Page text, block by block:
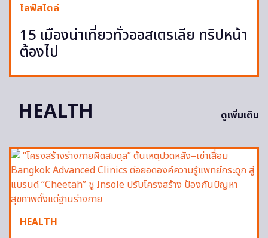
ไลฟ์สไตล์
15 เมืองน่าเที่ยวทั่วออสเตรเลีย ทริปหน้า
ต้องไป
HEALTH ดูเพิ่มเติม
HEALTH